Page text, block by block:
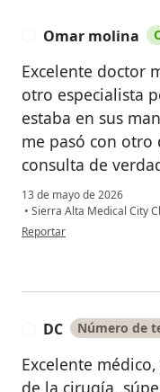
Omar molina
Excelente doctor
otro especialista
estaba en sus
me pasó con
consulta de
13 de mayo de 2026
• Sierra Alta Medical City
en opinión del usuario
Reportar
DC Número de
Excelente